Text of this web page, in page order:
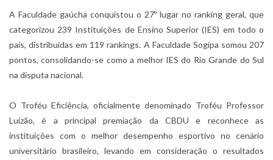
A Faculdade gaúcha conquistou o 27º lugar no ranking geral, que
categorizou 239 Instituições de Ensino Superior (IES) em todo o
país, distribuídas em 119 rankings. A Faculdade Sogipa somou 207
pontos, consolidando-se como a melhor IES do Rio Grande do Sul
na disputa nacional.
O Troféu Eficiência, oficialmente denominado Troféu Professor
Luizão, é a principal premiação da CBDU e reconhece as
instituições com o melhor desempenho esportivo no cenário
universitário brasileiro, levando em consideração o resultados